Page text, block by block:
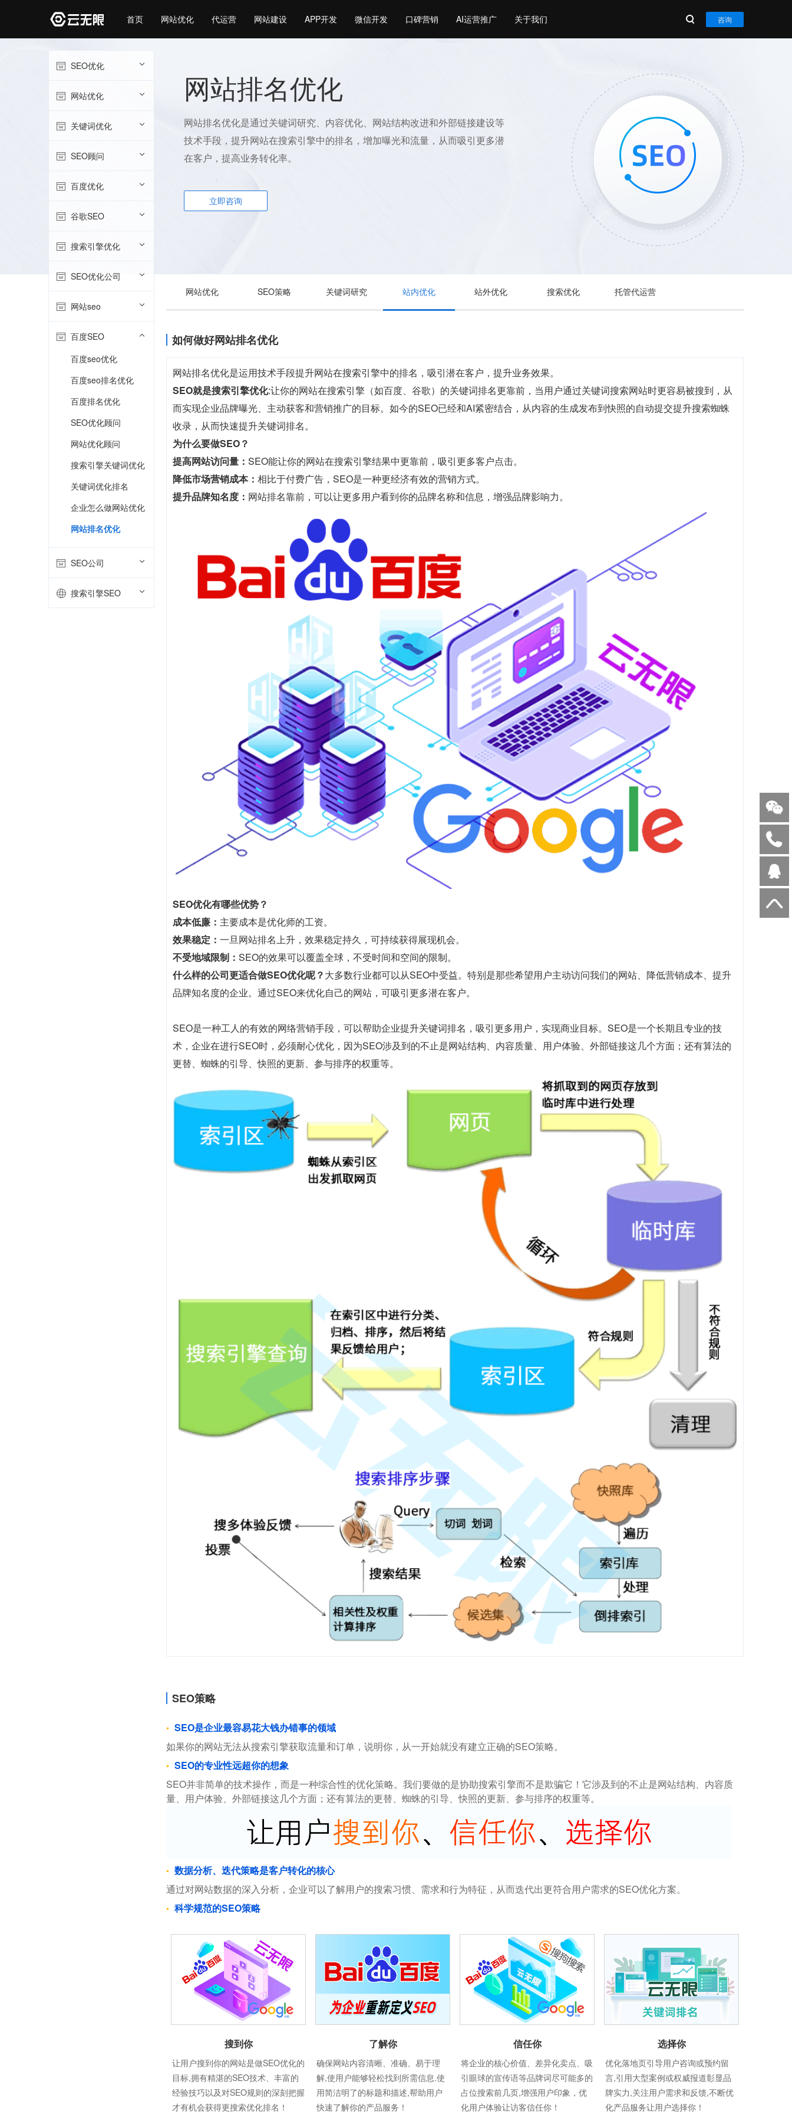
首页 网站优化 代运营 网站建设 APP开发 微信开发 口碑营销 AI运营推广 关于我们 咨询
网站排名优化
网站排名优化是通过关键词研究、内容优化、网站结构改进和外部链接建设等
技术手段，提升网站在搜索引擎中的排名，增加曝光和流量，从而吸引更多潜
在客户，提高业务转化率。
立即咨询
SEO优化
网站优化
关键词优化
SEO顾问
百度优化
谷歌SEO
搜索引擎优化
SEO优化公司
网站seo
百度SEO
百度seo优化
百度seo排名优化
百度排名优化
SEO优化顾问
网站优化顾问
搜索引擎关键词优化
关键词优化排名
企业怎么做网站优化
网站排名优化
SEO公司
搜索引擎SEO
网站优化 SEO策略 关键词研究 站内优化 站外优化 搜索优化 托管代运营
如何做好网站排名优化
网站排名优化是运用技术手段提升网站在搜索引擎中的排名，吸引潜在客户，提升业务效果。
SEO就是搜索引擎优化:让你的网站在搜索引擎（如百度、谷歌）的关键词排名更靠前，当用户通过关键词搜索网站时更容易被搜到，从
而实现企业品牌曝光、主动获客和营销推广的目标。如今的SEO已经和AI紧密结合，从内容的生成发布到快照的自动提交提升搜索蜘蛛
收录，从而快速提升关键词排名。
为什么要做SEO？
提高网站访问量： SEO能让你的网站在搜索引擎结果中更靠前，吸引更多客户点击。
降低市场营销成本： 相比于付费广告，SEO是一种更经济有效的营销方式。
提升品牌知名度： 网站排名靠前，可以让更多用户看到你的品牌名称和信息，增强品牌影响力。
SEO优化有哪些优势？
成本低廉： 主要成本是优化师的工资。
效果稳定： 一旦网站排名上升，效果稳定持久，可持续获得展现机会。
不受地域限制： SEO的效果可以覆盖全球，不受时间和空间的限制。
什么样的公司更适合做SEO优化呢？大多数行业都可以从SEO中受益。特别是那些希望用户主动访问我们的网站、降低营销成本、提升
品牌知名度的企业。通过SEO来优化自己的网站，可吸引更多潜在客户。
SEO是一种工人的有效的网络营销手段，可以帮助企业提升关键词排名，吸引更多用户，实现商业目标。SEO是一个长期且专业的技
术，企业在进行SEO时，必须耐心优化，因为SEO涉及到的不止是网站结构、内容质量、用户体验、外部链接这几个方面；还有算法的
更替、蜘蛛的引导、快照的更新、参与排序的权重等。
SEO策略
SEO是企业最容易花大钱办错事的领域
如果你的网站无法从搜索引擎获取流量和订单，说明你，从一开始就没有建立正确的SEO策略。
SEO的专业性远超你的想象
SEO并非简单的技术操作，而是一种综合性的优化策略。我们要做的是协助搜索引擎而不是欺骗它！它涉及到的不止是网站结构、内容质
量、用户体验、外部链接这几个方面；还有算法的更替、蜘蛛的引导、快照的更新、参与排序的权重等。
数据分析、迭代策略是客户转化的核心
通过对网站数据的深入分析，企业可以了解用户的搜索习惯、需求和行为特征，从而迭代出更符合用户需求的SEO优化方案。
科学规范的SEO策略
搜到你
让用户搜到你的网站是做SEO优化的
目标,拥有精湛的SEO技术、丰富的
经验技巧以及对SEO规则的深刻把握
才有机会获得更搜索优化排名！
了解你
确保网站内容清晰、准确、易于理
解,使用户能够轻松找到所需信息.使
用简洁明了的标题和描述,帮助用户
快速了解你的产品服务！
信任你
将企业的核心价值、差异化卖点、吸
引眼球的宣传语等品牌词尽可能多的
占位搜索前几页,增强用户印象，优
化用户体验让访客信任你！
选择你
优化落地页引导用户咨询或预约留
言,引用大型案例或权威报道彰显品
牌实力,关注用户需求和反馈,不断优
化产品服务让用户选择你！